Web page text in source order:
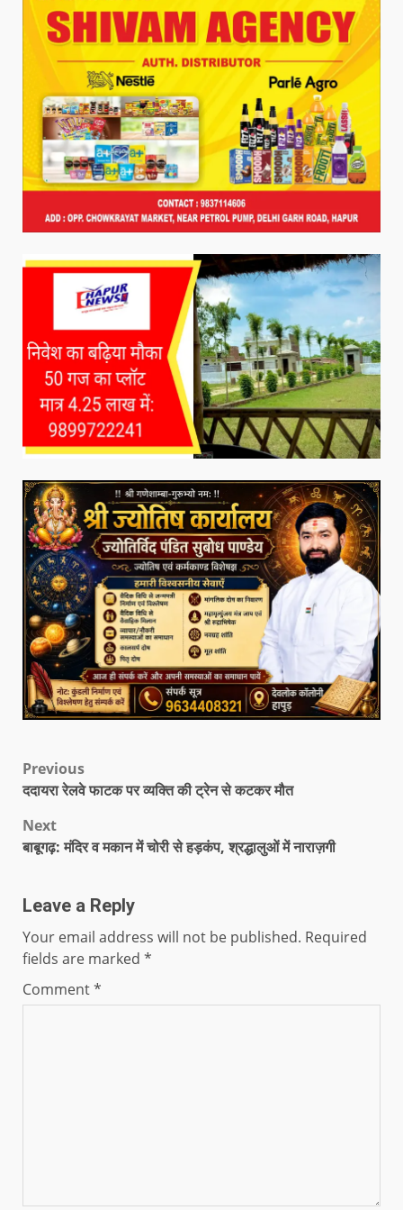
Previous
ददायरा रेलवे फाटक पर व्यक्ति की ट्रेन से कटकर मौत
Next
बाबूगढ़: मंदिर व मकान में चोरी से हड़कंप, श्रद्धालुओं में नाराज़गी
Leave a Reply
Your email address will not be published. Required
fields are marked *
Comment*